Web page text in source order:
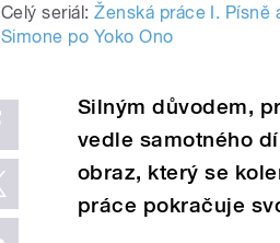
Celý seriál: Ženská práce I.
Simone po Yoko Ono
Silným důvodem,
vedle samotného
obraz, který se
práce pokračuje